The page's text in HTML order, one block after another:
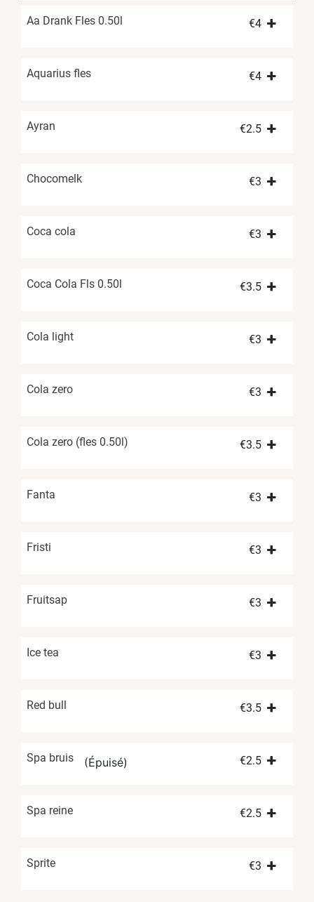
Aa Drank Fles 0.50l €4
Aquarius fles €4
Ayran €2.5
Chocomelk €3
Coca cola €3
Coca Cola Fls 0.50l €3.5
Cola light €3
Cola zero €3
Cola zero (fles 0.50l) €3.5
Fanta €3
Fristi €3
Fruitsap €3
Ice tea €3
Red bull €3.5
Spa bruis (Épuisé) €2.5
Spa reine €2.5
Sprite €3